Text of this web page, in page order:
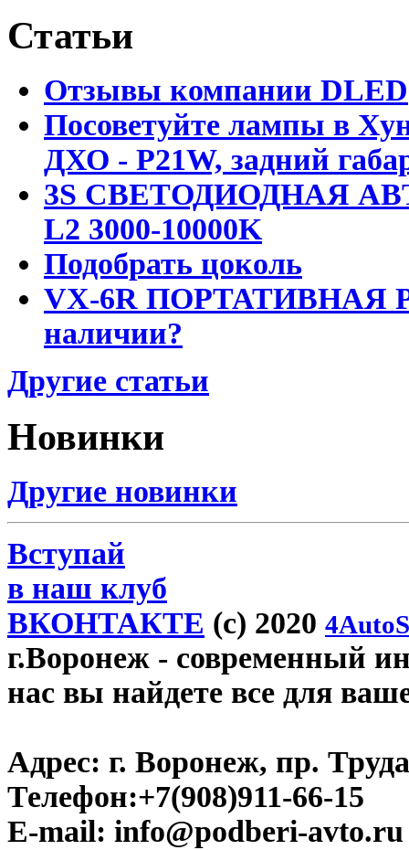
Статьи
Отзывы компании DLED
Посоветуйте лампы в
ДХО - P21W, задний
3S СВЕТОДИОДНАЯ
L2 3000-10000K
Подобрать цоколь
VX-6R ПОРТАТИВНАЯ
наличии?
Другие статьи
Новинки
Другие новинки
Вступай
в наш клуб
ВКОНТАКТЕ (c) 2020
г.Воронеж - современный
нас вы найдете все для
Адрес: г. Воронеж, пр.
Телефон:+7(908)911-66-15
E-mail: info@podberi-avto.ru